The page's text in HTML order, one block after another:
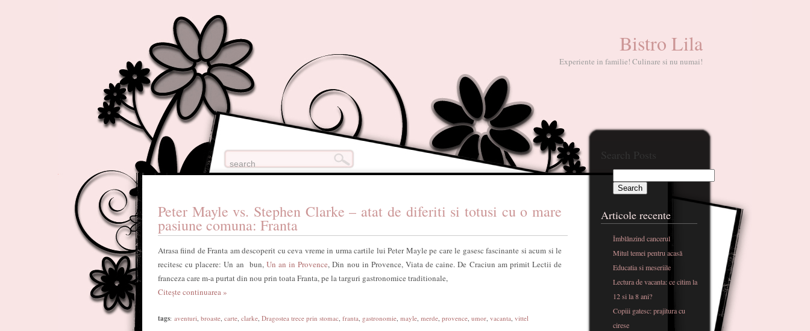
Bistro Lila
Experiente in familie! Culinare si nu numai!
Peter Mayle vs. Stephen Clarke – atat de diferiti si totusi cu o mare
pasiune comuna: Franta
Atrasa fiind de Franta am descoperit cu ceva vreme in urma cartile lui Peter Mayle pe care le gasesc fascinante si acum si le
recitesc cu placere: Un an bun, Un an in Provence, Din nou in Provence, Viata de caine. De Craciun am primit Lectii de
franceza care m-a purtat din nou prin toata Franta, pe la targuri gastronomice traditionale,
Citește continuarea »
tags: aventuri, broaste, carte, clarke, Dragostea trece prin stomac, franta, gastronomie, mayle, merde, provence, umor, vacanta, vittel
Search Posts
Articole recente
Îmblânzind cancerul
Mitul temei pentru acasă
Educatia si meseriile
Lectura de vacanta: ce citim la
12 si la 8 ani?
Copiii gatesc: prajitura cu
cirese